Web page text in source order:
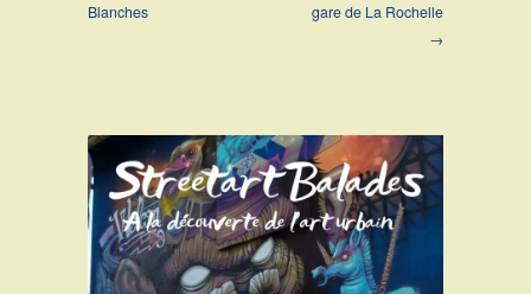
Blanches
gare de La Rochelle
→